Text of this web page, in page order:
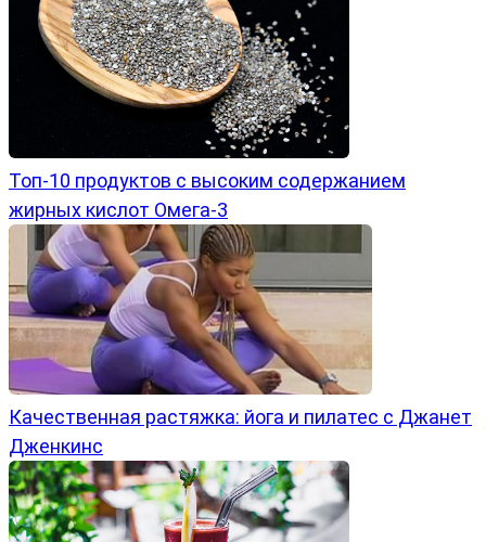
Топ-10 продуктов с высоким содержанием
жирных кислот Омега-3
Качественная растяжка: йога и пилатес с Джанет
Дженкинс